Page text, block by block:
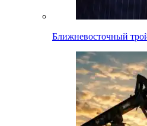
Ближневосточный